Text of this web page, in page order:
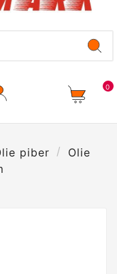
0
piber
Olie